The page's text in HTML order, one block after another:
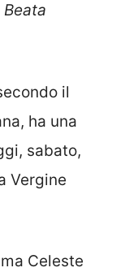
il
ha una
sabato,
Vergine
Celeste